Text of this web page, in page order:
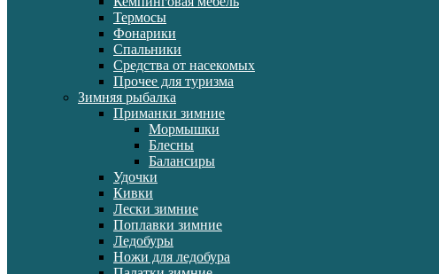
Термосы
Фонарики
Спальники
Средства от насекомых
Прочее для туризма
Зимняя рыбалка
Приманки зимние
Мормышки
Блесны
Балансиры
Удочки
Кивки
Лески зимние
Поплавки зимние
Ледобуры
Ножи для ледобура